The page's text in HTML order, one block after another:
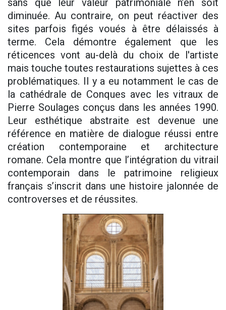
sans que leur valeur patrimoniale n’en soit
diminuée. Au contraire, on peut réactiver des
sites parfois figés voués à être délaissés à
terme. Cela démontre également que les
réticences vont au-delà du choix de l'artiste
mais touche toutes restaurations sujettes à ces
problématiques. Il y a eu notamment le cas de
la cathédrale de Conques avec les vitraux de
Pierre Soulages conçus dans les années 1990.
Leur esthétique abstraite est devenue une
référence en matière de dialogue réussi entre
création contemporaine et architecture
romane. Cela montre que l’intégration du vitrail
contemporain dans le patrimoine religieux
français s’inscrit dans une histoire jalonnée de
controverses et de réussites.